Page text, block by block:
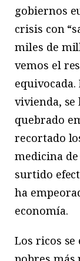
gobiernos
crisis con
miles de
vemos el
vivienda, se
quebrado
recortado
medicina
surtido
ha
economía.
Los ricos se